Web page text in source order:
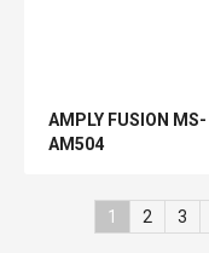
AMPLY FUSION MS-
AM504
1 2 3